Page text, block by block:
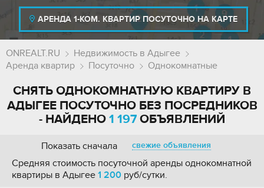
АРЕНДА 1-КОМ. КВАРТИР ПОСУТОЧНО НА КАРТЕ
ONREALT.RU
Недвижимость в Адыгее
Аренда квартир
Посуточно Однокомнатные
СНЯТЬ ОДНОКОМНАТНУЮ КВАРТИРУ В
АДЫГЕЕ ПОСУТОЧНО БЕЗ ПОСРЕДНИКОВ
- НАЙДЕНО 1 197 ОБЪЯВЛЕНИЙ
Показать сначала свежие объявления
Средняя стоимость посуточной аренды однокомнатной
квартиры в Адыгее 1 200 руб/сутки.